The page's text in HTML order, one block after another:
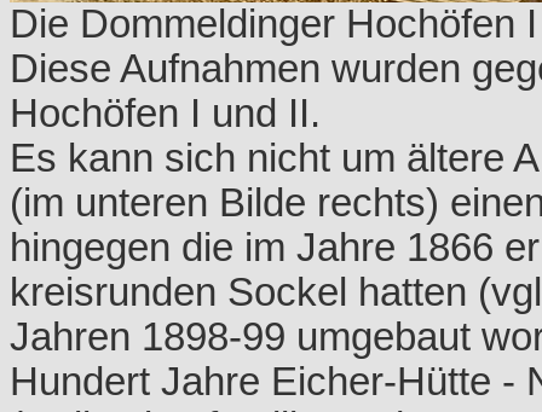
Die Dommeldinger Hochöfen
Diese Aufnahmen wurden
Hochöfen I und II.
Es kann sich nicht um ältere
(im unteren Bilde rechts)
hingegen die im Jahre 1866
kreisrunden Sockel hatten
Jahren 1898-99 umgebaut
Hundert Jahre Eicher-Hütte -